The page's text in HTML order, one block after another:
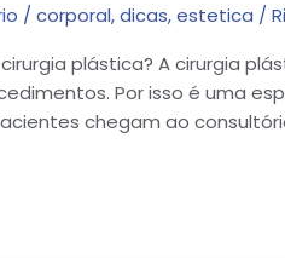
/ corporal,dicas,estetica /
plástica? A cirurgia
Por isso é uma
chegam ao